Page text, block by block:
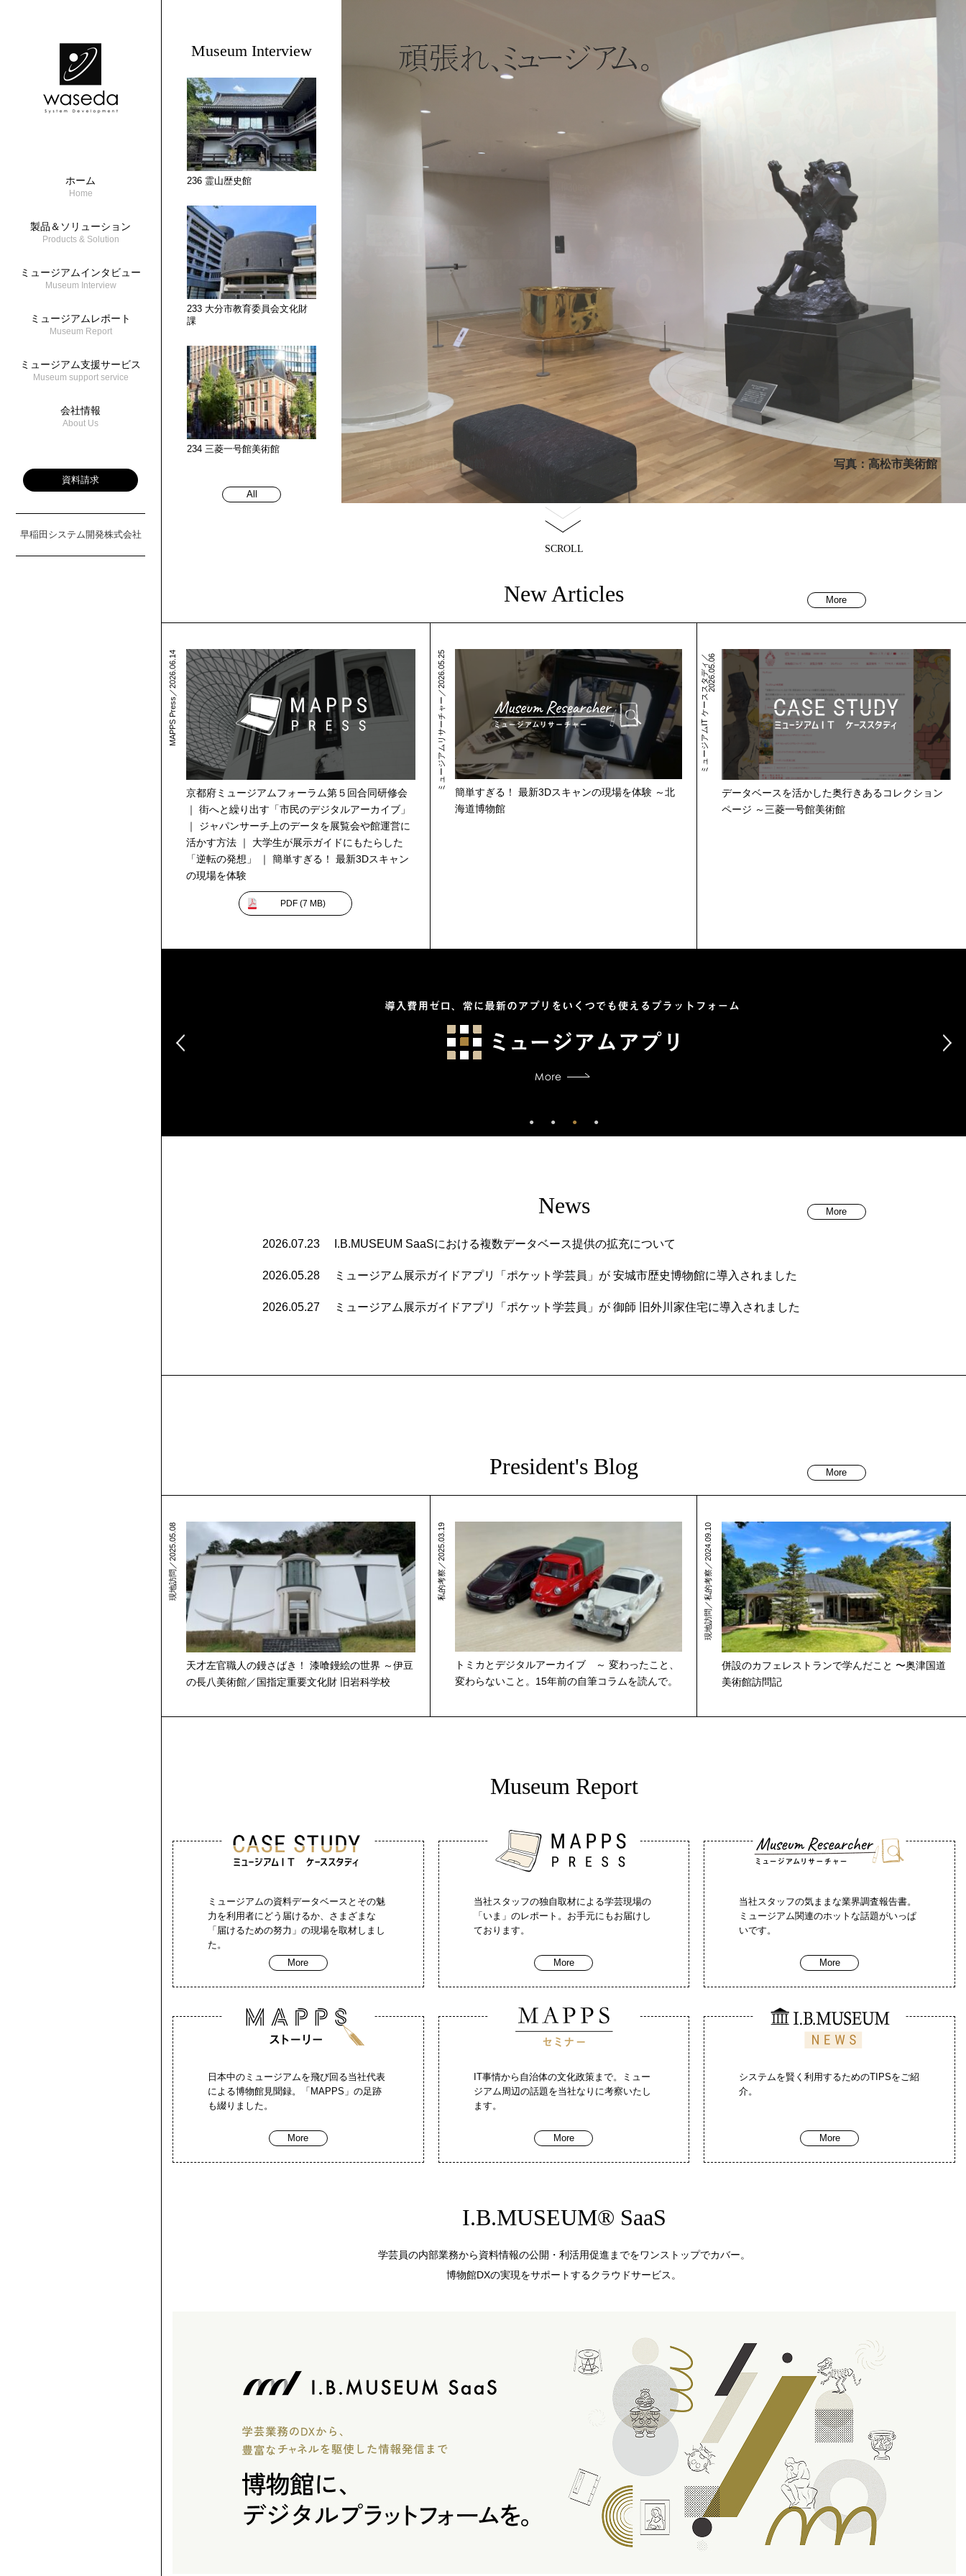
ホーム
Home
製品＆ソリューション
Products & Solution
ミュージアムインタビュー
Museum Interview
ミュージアムレポート
Museum Report
ミュージアム支援サービス
Museum support service
会社情報
About Us
資料請求
早稲田システム開発株式会社
写真：高松市美術館
SCROLL
Museum Interview
236 霊山歴史館
233 大分市教育委員会文化財
課
234 三菱一号館美術館
All
New Articles More
MAPPS Press／2026.06.14
京都府ミュージアムフォーラム第５回合同研修会
｜ 街へと繰り出す「市民のデジタルアーカイブ」
｜ ジャパンサーチ上のデータを展覧会や館運営に
活かす方法 ｜ 大学生が展示ガイドにもたらした
「逆転の発想」 ｜ 簡単すぎる！ 最新3Dスキャン
の現場を体験
PDF (7 MB)
ミュージアムリサーチャー／2026.05.25
簡単すぎる！ 最新3Dスキャンの現場を体験 ～北
海道博物館
ミ
ュ
ー
ジ
ア
ム
I
T
ケ
ー
ス
ス
タ
デ
ィ
／
2
0
2
6
.
0
5
.
06
データベースを活かした奥行きあるコレクション
ページ ～三菱一号館美術館
News More
2026.07.23 I.B.MUSEUM SaaSにおける複数データベース提供の拡充について
2026.05.28 ミュージアム展示ガイドアプリ「ポケット学芸員」が 安城市歴史博物館に導入されました
2026.05.27 ミュージアム展示ガイドアプリ「ポケット学芸員」が 御師 旧外川家住宅に導入されました
President's Blog More
現地訪問／2025.05.08
天才左官職人の鏝さばき！ 漆喰鏝絵の世界 ～伊豆
の長八美術館／国指定重要文化財 旧岩科学校
私的考察／2025.03.19
トミカとデジタルアーカイブ ～ 変わったこと、
変わらないこと。15年前の自筆コラムを読んで。
現地訪問／私的考察／2024.09.10
併設のカフェレストランで学んだこと 〜奥津国道
美術館訪問記
Museum Report
ミュージアムの資料データベースとその魅
力を利用者にどう届けるか、さまざまな
「届けるための努力」の現場を取材しまし
た。
More
当社スタッフの独自取材による学芸現場の
「いま」のレポート。お手元にもお届けし
ております。
More
当社スタッフの気ままな業界調査報告書。
ミュージアム関連のホットな話題がいっぱ
いです。
More
日本中のミュージアムを飛び回る当社代表
による博物館見聞録。「MAPPS」の足跡
も綴りました。
More
IT事情から自治体の文化政策まで。ミュー
ジアム周辺の話題を当社なりに考察いたし
ます。
More
システムを賢く利用するためのTIPSをご紹
介。
More
I.B.MUSEUM® SaaS
学芸員の内部業務から資料情報の公開・利活用促進までをワンストップでカバー。
博物館DXの実現をサポートするクラウドサービス。